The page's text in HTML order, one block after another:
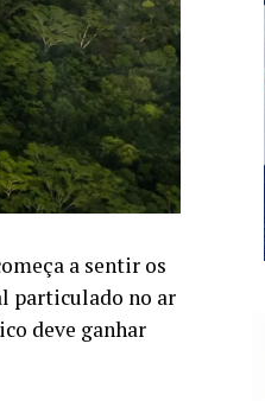
a sentir os
particulado no ar
deve ganhar